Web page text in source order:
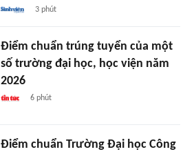
3 phút
Điểm chuẩn trúng tuyển của một
số trường đại học, học viện năm
2026
6 phút
Điểm chuẩn Trường Đại học Công